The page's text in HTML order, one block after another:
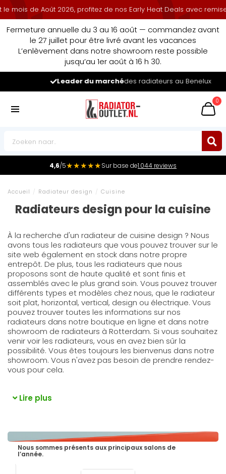
de Août 2026, profitez de nos Early Heat Deals avec remise
Fermeture annuelle du 3 au 16 août — commandez avant
le 27 juillet pour être livré avant les vacances
L’enlèvement dans notre showroom reste possible
jusqu’au 1er août à 16 h 30.
Leader du marchédes radiateurs au Benelux
0
4,6/5★★★★★Sur base de1.044 reviews
Accueil / Radiateur design / Cuisine
Radiateurs design pour la cuisine
À la recherche d'un radiateur de cuisine design ? Nous
avons tous les radiateurs que vous pouvez trouver sur le
site web également en stock dans notre propre
entrepôt. De plus, tous les radiateurs que nous
proposons sont de haute qualité et sont finis et
assemblés avec le plus grand soin. Vous pouvez trouver
différents types et modèles chez nous, que le radiateur
soit plat, horizontal, vertical, design ou électrique. Vous
pouvez trouver toutes les informations sur nos
radiateurs dans notre boutique en ligne et dans notre
showroom de radiateurs à Rotterdam. Si vous souhaitez
venir voir les radiateurs, vous en avez bien sûr la
possibilité. Vous êtes toujours les bienvenus dans notre
showroom. Vous n'avez pas besoin de prendre rendez-
vous pour cela.
Lire plus
Nous sommes présents aux principaux salons de
l’année.